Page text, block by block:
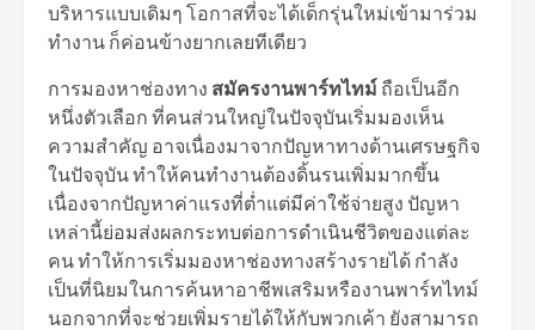
บริหารแบบเดิมๆ โอกาสที่จะได้เด็กรุ่นใหม่เข้ามาร่วม
ทำงาน ก็ค่อนข้างยากเลยทีเดียว
การมองหาช่องทาง สมัครงานพาร์ทไทม์ ถือเป็นอีก
หนึ่งตัวเลือก ที่คนส่วนใหญ่ในปัจจุบันเริ่มมองเห็น
ความสำคัญ อาจเนื่องมาจากปัญหาทางด้านเศรษฐกิจ
ในปัจจุบัน ทำให้คนทำงานต้องดิ้นรนเพิ่มมากขึ้น
เนื่องจากปัญหาค่าแรงที่ต่ำแต่มีค่าใช้จ่ายสูง ปัญหา
เหล่านี้ย่อมส่งผลกระทบต่อการดำเนินชีวิตของแต่ละ
คน ทำให้การเริ่มมองหาช่องทางสร้างรายได้ กำลัง
เป็นที่นิยมในการค้นหาอาชีพเสริมหรืองานพาร์ทไทม์
นอกจากที่จะช่วยเพิ่มรายได้ให้กับพวกเค้า ยังสามารถ